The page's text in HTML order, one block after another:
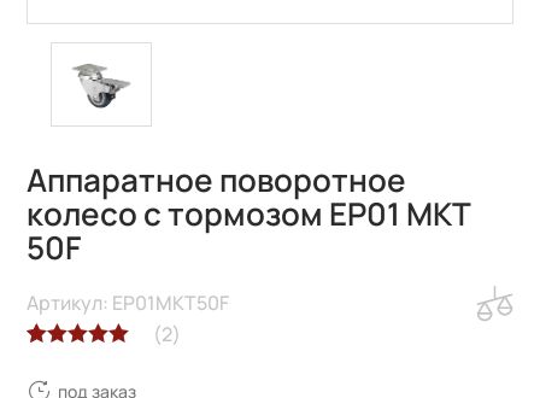
Аппаратное поворотное
колесо с тормозом EP01 MKT
50F
5.00из 5 на
(2)
Артикул: EP01MKT50F
под заказ